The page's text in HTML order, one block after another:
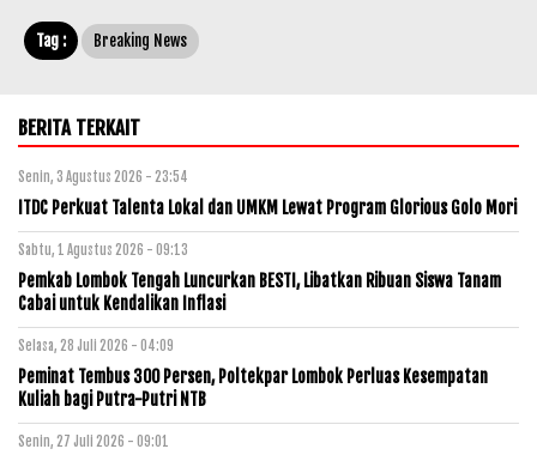
Tag : Breaking News
BERITA TERKAIT
Senin, 3 Agustus 2026 - 23:54
ITDC Perkuat Talenta Lokal dan UMKM Lewat Program Glorious Golo Mori
Sabtu, 1 Agustus 2026 - 09:13
Pemkab Lombok Tengah Luncurkan BESTI, Libatkan Ribuan Siswa Tanam
Cabai untuk Kendalikan Inflasi
Selasa, 28 Juli 2026 - 04:09
Peminat Tembus 300 Persen, Poltekpar Lombok Perluas Kesempatan
Kuliah bagi Putra-Putri NTB
Senin, 27 Juli 2026 - 09:01